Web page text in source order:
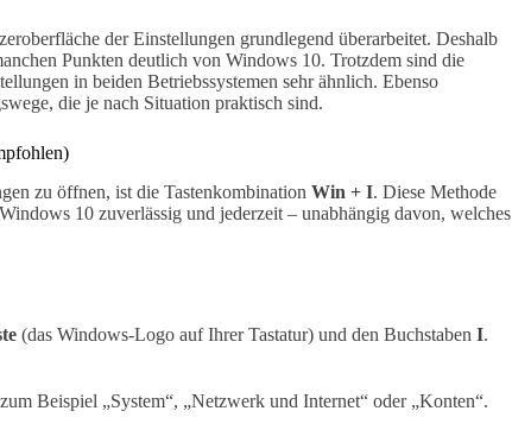
der Einstellungen grundlegend überarbeitet. Deshalb
Punkten deutlich von Windows 10. Trotzdem sind die
in beiden Betriebssystemen sehr ähnlich. Ebenso
die je nach Situation praktisch sind.
zu öffnen, ist die Tastenkombination Win + I. Diese Methode
10 zuverlässig und jederzeit – unabhängig davon, welches
(das Windows-Logo auf Ihrer Tastatur) und den Buchstaben I.
Beispiel „System“, „Netzwerk und Internet“ oder „Konten“.